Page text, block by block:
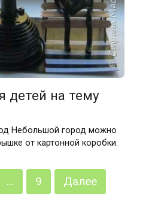
детей на тему
Небольшой город можно
от картонной коробки.
… 9 Далее